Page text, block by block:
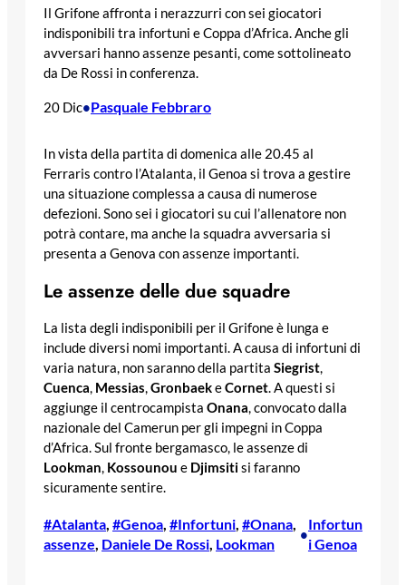
Il Grifone affronta i nerazzurri con sei giocatori
indisponibili tra infortuni e Coppa d’Africa. Anche gli
avversari hanno assenze pesanti, come sottolineato
da De Rossi in conferenza.
20 Dic•Pasquale Febbraro
In vista della partita di domenica alle 20.45 al
Ferraris contro l’Atalanta, il Genoa si trova a gestire
una situazione complessa a causa di numerose
defezioni. Sono sei i giocatori su cui l’allenatore non
potrà contare, ma anche la squadra avversaria si
presenta a Genova con assenze importanti.
Le assenze delle due squadre
La lista degli indisponibili per il Grifone è lunga e
include diversi nomi importanti. A causa di infortuni di
varia natura, non saranno della partita Siegrist,
Cuenca, Messias,GronbaekeCornet. A questi si
aggiunge il centrocampista Onana, convocato dalla
nazionale del Camerun per gli impegni in Coppa
d’Africa. Sul fronte bergamasco, le assenze di
Lookman, Kossounou e Djimsitisi faranno
sicuramente sentire.
#Atalanta, #Genoa, #Infortuni, #Onana
assenze, Daniele De Rossi, Lookman
•
Infortun
i Genoa